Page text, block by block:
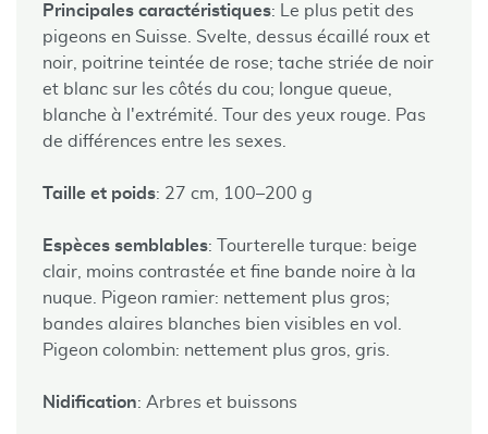
Principales caractéristiques: Le plus petit des
pigeons en Suisse. Svelte, dessus écaillé roux et
noir, poitrine teintée de rose; tache striée de noir
et blanc sur les côtés du cou; longue queue,
blanche à l'extrémité. Tour des yeux rouge. Pas
de différences entre les sexes.
Taille et poids: 27 cm, 100–200 g
Espèces semblables: Tourterelle turque: beige
clair, moins contrastée et fine bande noire à la
nuque. Pigeon ramier: nettement plus gros;
bandes alaires blanches bien visibles en vol.
Pigeon colombin: nettement plus gros, gris.
Nidification: Arbres et buissons